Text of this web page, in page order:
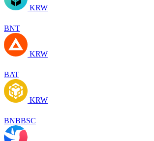
KRW
BNT
KRW
BAT
KRW
BNBBSC